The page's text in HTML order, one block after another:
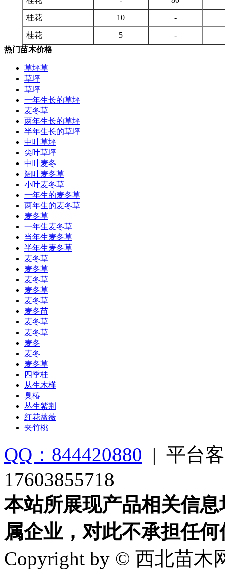
桂花 10 -
桂花 5
-
热门苗木价格
草坪草
草坪
草坪
一年生长的草坪
麦冬草
两年生长的草坪
半年生长的草坪
中叶草坪
尖叶草坪
中叶麦冬
阔叶麦冬草
小叶麦冬草
一年生的麦冬草
两年生的麦冬草
麦冬草
一年生麦冬草
当年生麦冬草
半年生麦冬草
麦冬草
麦冬草
麦冬草
麦冬草
麦冬草
麦冬苗
麦冬草
麦冬草
麦冬
麦冬
麦冬草
四季桂
从生木槿
臭椿
丛生紫荆
红花蔷薇
夹竹桃
QQ：844420880 | 平台
17603855718
本站所展现产品相关信
属企业，对此不承担任
Copyright by © 西北苗木